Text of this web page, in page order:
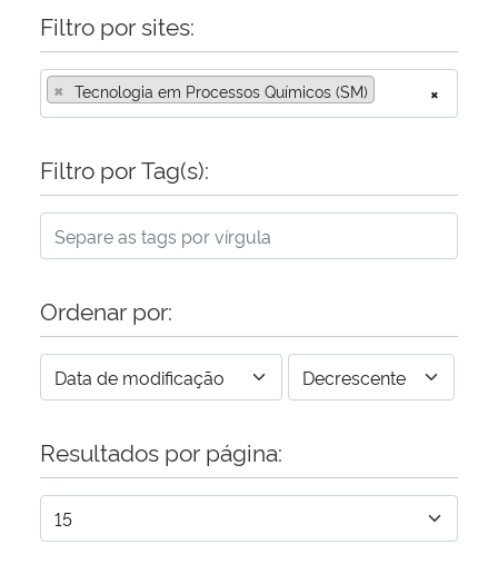
Filtro por sites:
×
× Tecnologia em Processos Químicos (SM)
Filtro por Tag(s):
Ordenar por:
Resultados por página: